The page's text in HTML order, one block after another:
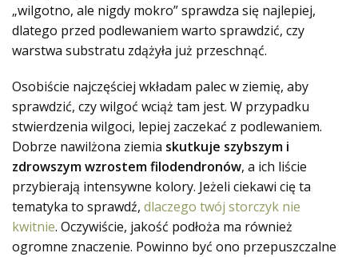
„wilgotno, ale nigdy mokro” sprawdza się najlepiej,
dlatego przed podlewaniem warto sprawdzić, czy
warstwa substratu zdążyła już przeschnąć.
Osobiście najczęściej wkładam palec w ziemię, aby
sprawdzić, czy wilgoć wciąż tam jest. W przypadku
stwierdzenia wilgoci, lepiej zaczekać z podlewaniem.
Dobrze nawilżona ziemia skutkuje szybszym i
zdrowszym wzrostem filodendronów, a ich liście
przybierają intensywne kolory. Jeżeli ciekawi cię ta
tematyka to sprawdź, dlaczego twój storczyk nie
kwitnie. Oczywiście, jakość podłoża ma również
ogromne znaczenie. Powinno być ono przepuszczalne